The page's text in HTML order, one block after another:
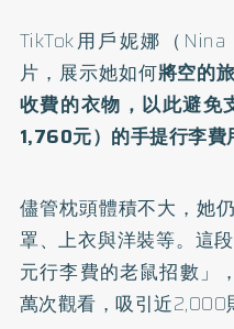
TikTok用戶妮娜（
片，展示她如何將空的
收費的衣物，以此避
1,760元）的手提行李費
儘管枕頭體積不大，她
罩、上衣與洋裝等。這
元行李費的老鼠招數」
萬次觀看，吸引近2,000